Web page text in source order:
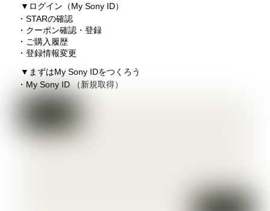
▼ ログイン（My Sony ID）
・STARの確認
・クーポン確認・登録
・ご購入履歴
・登録情報変更
▼ まずはMy Sony IDをつくろう
・My Sony ID （新規取得）